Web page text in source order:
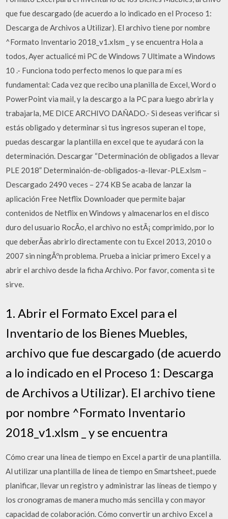
que fue descargado (de acuerdo a lo indicado en el Proceso 1:
Descarga de Archivos a Utilizar). El archivo tiene por nombre
^Formato Inventario 2018_v1.xlsm _ y se encuentra Hola a
todos, Ayer actualicé mi PC de Windows 7 Ultimate a Windows
10 .- Funciona todo perfecto menos lo que para mí es
fundamental: Cada vez que recibo una planilla de Excel, Word o
PowerPoint via mail, y la descargo a la PC para luego abrirla y
trabajarla, ME DICE ARCHIVO DAÑADO.- Si deseas verificar si
estás obligado y determinar si tus ingresos superan el tope,
puedas descargar la plantilla en excel que te ayudará con la
determinación. Descargar “Determinación de obligados a llevar
PLE 2018” Determinaión-de-obligados-a-llevar-PLE.xlsm –
Descargado 2490 veces – 274 KB Se acaba de lanzar la
aplicación Free Netflix Downloader que permite bajar
contenidos de Netflix en Windows y almacenarlos en el disco
duro del usuario RocÃ­o, el archivo no estÃ¡ comprimido, por lo
que deberÃ­as abrirlo directamente con tu Excel 2013, 2010 o
2007 sin ningÃºn problema. Prueba a iniciar primero Excel y a
abrir el archivo desde la ficha Archivo. Por favor, comenta si te
sirve.
1. Abrir el Formato Excel para el
Inventario de los Bienes Muebles,
archivo que fue descargado (de acuerdo
a lo indicado en el Proceso 1: Descarga
de Archivos a Utilizar). El archivo tiene
por nombre ^Formato Inventario
2018_v1.xlsm _ y se encuentra
Cómo crear una línea de tiempo en Excel a partir de una plantilla.
Al utilizar una plantilla de línea de tiempo en Smartsheet, puede
planificar, llevar un registro y administrar las líneas de tiempo y
los cronogramas de manera mucho más sencilla y con mayor
capacidad de colaboración. Cómo convertir un archivo Excel a